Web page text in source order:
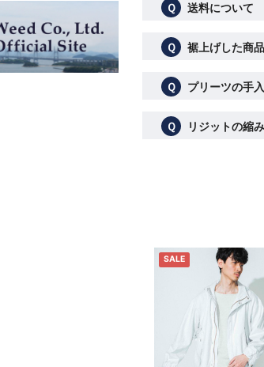
Ｑ 送料について
Ｑ 裾上げした商
Ｑ プリーツの手
Ｑ リジットの縮
SALE